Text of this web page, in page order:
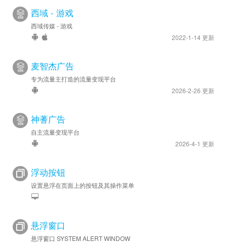
西域 - 游戏
西域传媒 - 游戏
2022-1-14 更新
麦智杰广告
专为流量主打造的流量变现平台
2026-2-26 更新
神蓍广告
自主流量变现平台
2026-4-1 更新
浮动按钮
设置悬浮在页面上的按钮及其操作菜单
悬浮窗口
悬浮窗口 SYSTEM ALERT WINDOW